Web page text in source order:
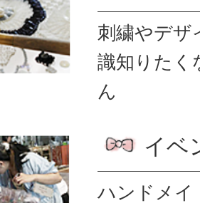
刺繍やデザ
識知りたく
ん
イベ
ハンドメイ